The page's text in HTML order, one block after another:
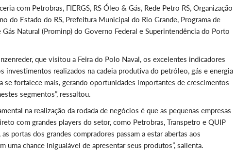
com Petrobras, FIERGS, RS Óleo & Gás, Rede Petro RS, Organização
do Estado do RS, Prefeitura Municipal do Rio Grande, Programa de
Natural (Prominp) do Governo Federal e Superintendência do Porto
que visitou a Feira do Polo Naval, os excelentes indicadores
investimentos realizados na cadeia produtiva do petróleo, gás e energia
se fortalece mais, gerando oportunidades importantes de crescimentos
segmentos”, ressaltou.
na realização da rodada de negócios é que as pequenas empresas
com grandes players do setor, como Petrobras, Transpetro e QUIP
portas dos grandes compradores passam a estar abertas aos
uma chance inigualável de apresentar seus produtos”, salienta.